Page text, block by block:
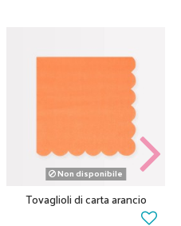
Non disponibile
Tovaglioli di carta arancio